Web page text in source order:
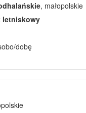
, małopolskie
letniskowy
dobę